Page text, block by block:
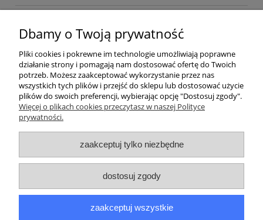
Pomoc
Moje konto
Płatności i dostawa
Informacje
Dbamy o Twoją prywatność
Pliki cookies i pokrewne im technologie umożliwiają poprawne
działanie strony i pomagają nam dostosować ofertę do Twoich
potrzeb. Możesz zaakceptować wykorzystanie przez nas
wszystkich tych plików i przejść do sklepu lub dostosować użycie
plików do swoich preferencji, wybierając opcję "Dostosuj zgody".
Więcej o plikach cookies przeczytasz w naszej Polityce
prywatności.
zaakceptuj tylko niezbędne
dostosuj zgody
zaakceptuj wszystkie